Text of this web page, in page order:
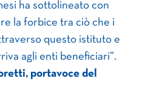
ha sottolineato con
la forbice tra ciò che i
questo istituto e
agli enti beneficiari”.
portavoce del